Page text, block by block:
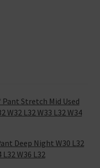
Stretch Mid Used
W32 L32 W33 L32 W34
Deep Night W30 L32
L32 W36 L32